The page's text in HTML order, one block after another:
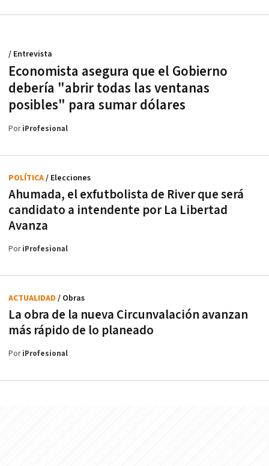
Economista asegura que el Gobierno
debería "abrir todas las ventanas
posibles" para sumar dólares
/ Entrevista
PoriProfesional
Ahumada, el exfutbolista de River que será
candidato a intendente por La Libertad
Avanza
POLÍTICA/ Elecciones
PoriProfesional
La obra de la nueva Circunvalación avanzan
más rápido de lo planeado
ACTUALIDAD / Obras
PoriProfesional